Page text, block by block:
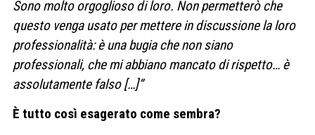
Sono molto orgoglioso di loro. Non permetterò che
questo venga usato per mettere in discussione la loro
professionalità: è una bugia che non siano
professionali, che mi abbiano mancato di rispetto… è
assolutamente falso […]”
È tutto così esagerato come sembra?